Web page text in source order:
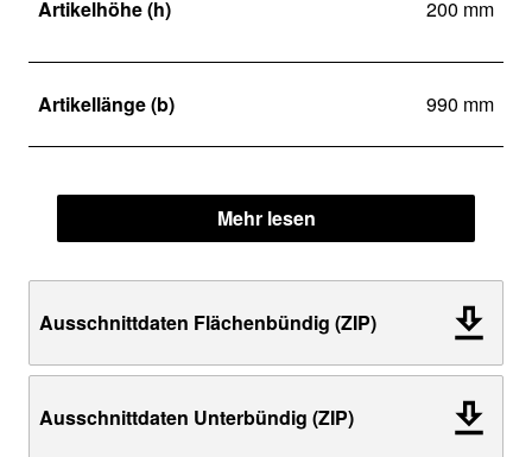
Artikelhöhe (h) 200 mm
Artikellänge (b) 990 mm
Mehr lesen
Ausschnittdaten Flächenbündig (ZIP)
Ausschnittdaten Unterbündig (ZIP)